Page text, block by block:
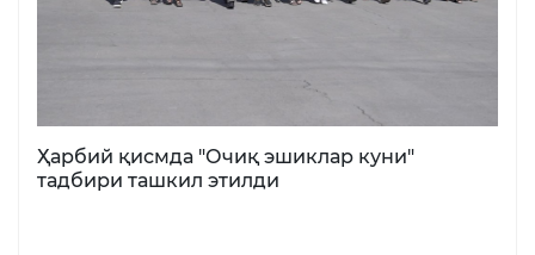
Ҳарбий қисмда "Очиқ эшиклар куни"
тадбири ташкил этилди